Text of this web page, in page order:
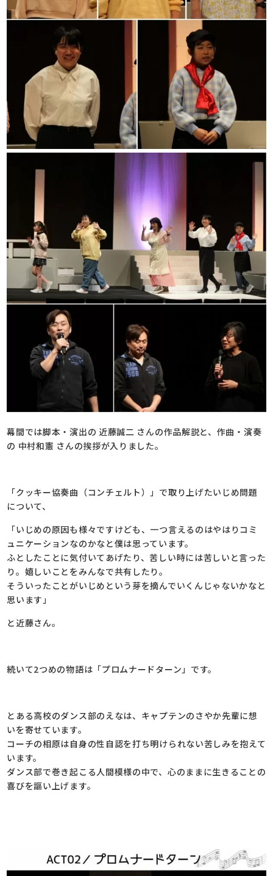
幕間では脚本・演出の 近藤誠二 さんの作品解説と、作曲・演奏
の 中村和憲 さんの挨拶が入りました。
「クッキー協奏曲（コンチェルト）」で取り上げたいじめ問題
について、
「いじめの原因も様々ですけども、一つ言えるのはやはりコミ
ュニケーションなのかなと僕は思っています。
ふとしたことに気付いてあげたり、苦しい時には苦しいと言った
り。嬉しいことをみんなで共有したり。
そういったことがいじめという芽を摘んでいくんじゃないかなと
思います」
と近藤さん。
続いて2つめの物語は「プロムナードターン」です。
とある高校のダンス部のえなは、キャプテンのさやか先輩に想
いを寄せています。
コーチの相原は自身の性自認を打ち明けられない苦しみを抱えて
います。
ダンス部で巻き起こる人間模様の中で、心のままに生きることの
喜びを謳い上げます。